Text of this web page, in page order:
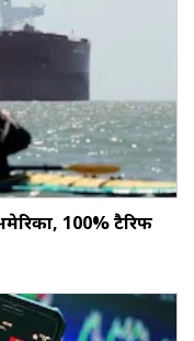
100% टैरिफ